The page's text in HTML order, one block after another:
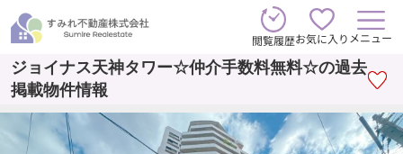
閲覧履歴お気に入り メニュー
ジョイナス天神タワー☆仲介手数料無料☆の過去
掲載物件情報